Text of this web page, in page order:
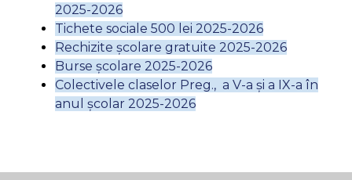
2025-2026
Tichete sociale 500 lei 2025-2026
Rechizite școlare gratuite 2025-2026
Burse școlare 2025-2026
Colectivele claselor Preg., a V-a și a IX-a în
anul școlar 2025-2026